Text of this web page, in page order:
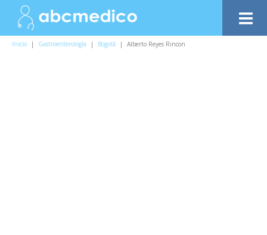
Inicio | Gastroenterología | Bogotá | Alberto Reyes Rincon